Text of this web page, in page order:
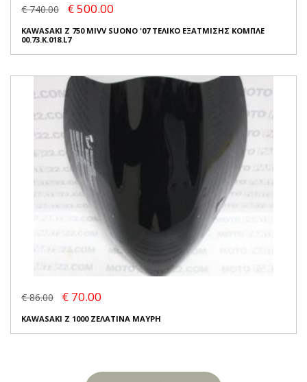
€ 740.00 € 500.00
KAWASAKI Z 750 MIVV SUONO '07 ΤΕΛΙΚΟ ΕΞΑΤΜΙΣΗΣ ΚΟΜΠΛΕ
00.73.K.018.L7
€ 86.00 € 70.00
KAWASAKI Z 1000 ΖΕΛΑΤΙΝΑ ΜΑΥΡΗ